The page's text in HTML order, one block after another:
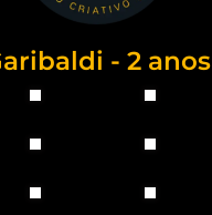
- 2 anos